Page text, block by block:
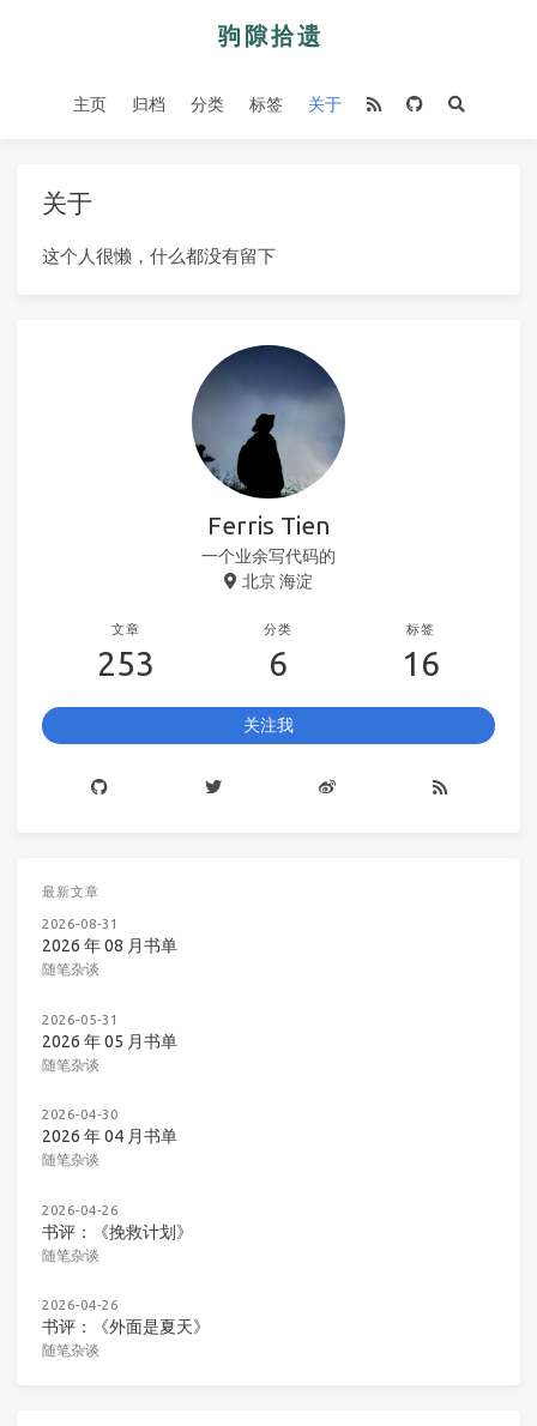
主页 归档 分类 标签 关于
关于
这个人很懒，什么都没有留下
Ferris Tien
一个业余写代码的
北京 海淀
文章
253
分类
6
标签
16
关注我
最新文章
2026-08-31
2026 年 08 月书单
随笔杂谈
2026-05-31
2026 年 05 月书单
随笔杂谈
2026-04-30
2026 年 04 月书单
随笔杂谈
2026-04-26
书评：《挽救计划》
随笔杂谈
2026-04-26
书评：《外面是夏天》
随笔杂谈